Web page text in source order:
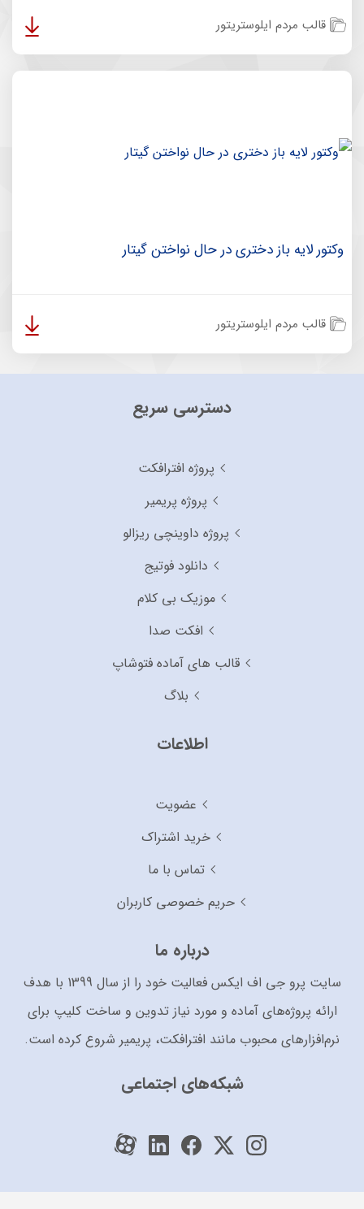
قالب مردم ایلوستریتور
وکتور لایه باز دختری در حال نواختن گیتار
قالب مردم ایلوستریتور
دسترسی سریع
پروژه افترافکت
پروژه پریمیر
پروژه داوینچی ریزالو
دانلود فوتیج
موزیک بی کلام
افکت صدا
قالب های آماده فتوشاپ
بلاگ
اطلاعات
عضویت
خرید اشتراک
تماس با ما
حریم خصوصی کاربران
درباره ما
سایت پرو جی اف ایکس فعالیت خود را از سال 1399 با هدف
ارائه پروژه‌های آماده و مورد نیاز تدوین و ساخت کلیپ برای
نرم‌افزارهای محبوب مانند افترافکت، پریمیر شروع کرده است.
شبکه‌های اجتماعی